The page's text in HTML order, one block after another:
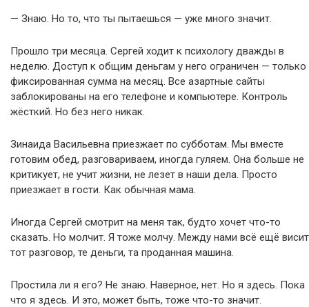
— Знаю. Но то, что ты пытаешься — уже много значит.
Прошло три месяца. Сергей ходит к психологу дважды в
неделю. Доступ к общим деньгам у него ограничен — только
фиксированная сумма на месяц. Все азартные сайты
заблокированы на его телефоне и компьютере. Контроль
жёсткий. Но без него никак.
Зинаида Васильевна приезжает по субботам. Мы вместе
готовим обед, разговариваем, иногда гуляем. Она больше не
критикует, не учит жизни, не лезет в наши дела. Просто
приезжает в гости. Как обычная мама.
Иногда Сергей смотрит на меня так, будто хочет что-то
сказать. Но молчит. Я тоже молчу. Между нами всё ещё висит
тот разговор, те деньги, та проданная машина.
Простила ли я его? Не знаю. Наверное, нет. Но я здесь. Пока
что я здесь. И это, может быть, тоже что-то значит.